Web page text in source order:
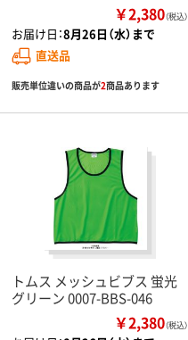
￥2,380（税込）
お届け日：8月26日（水）まで
直送品
販売単位違いの商品が2商品あります
トムス メッシュビブス 蛍光
グリーン 0007-BBS-046
￥2,380（税込）